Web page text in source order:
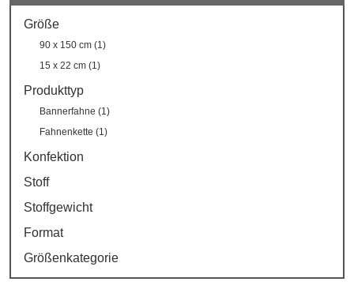
Größe
90 x 150 cm (1)
15 x 22 cm (1)
Produkttyp
Bannerfahne (1)
Fahnenkette (1)
Konfektion
Stoff
Stoffgewicht
Format
Größenkategorie